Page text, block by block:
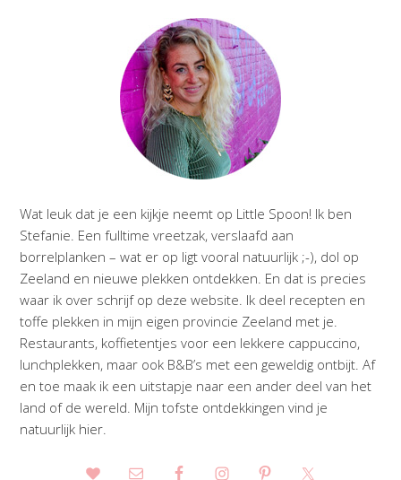
Wat leuk dat je een kijkje neemt op Little Spoon! Ik ben
Stefanie. Een fulltime vreetzak, verslaafd aan
borrelplanken – wat er op ligt vooral natuurlijk ;-), dol op
Zeeland en nieuwe plekken ontdekken. En dat is precies
waar ik over schrijf op deze website. Ik deel recepten en
toffe plekken in mijn eigen provincie Zeeland met je.
Restaurants, koffietentjes voor een lekkere cappuccino,
lunchplekken, maar ook B&B’s met een geweldig ontbijt. Af
en toe maak ik een uitstapje naar een ander deel van het
land of de wereld. Mijn tofste ontdekkingen vind je
natuurlijk hier.